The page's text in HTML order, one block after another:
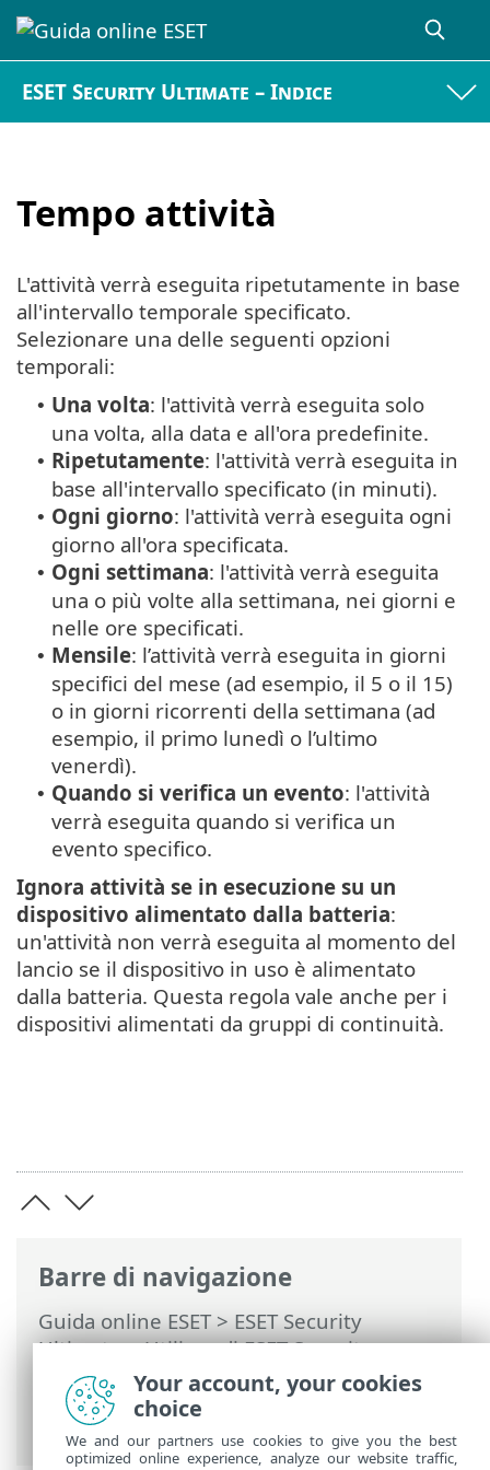
ESET Security Ultimate – Indice
Tempo attività
Barre di navigazione
Guida online ESET>ESET Security
Ultimate>Utilizzo di ESET Security
Ultimate
>Strumenti>Pianificazione
attività> Finestre di dialogo:
pianificazione attività > Tempo attività
L'attività verrà eseguita ripetutamente in base
all'intervallo temporale specificato.
Selezionare una delle seguenti opzioni
temporali:
• Una volta: l'attività verrà eseguita solo
una volta, alla data e all'ora predefinite.
• Ripetutamente: l'attività verrà eseguita in
base all'intervallo specificato (in minuti).
• Ogni giorno: l'attività verrà eseguita ogni
giorno all'ora specificata.
• Ogni settimana: l'attività verrà eseguita
una o più volte alla settimana, nei giorni e
nelle ore specificati.
• Mensile: l’attività verrà eseguita in giorni
specifici del mese (ad esempio, il 5 o il 15)
o in giorni ricorrenti della settimana (ad
esempio, il primo lunedì o l’ultimo
venerdì).
• Quando si verifica un evento: l'attività
verrà eseguita quando si verifica un
evento specifico.
Ignora attività se in esecuzione su un
dispositivo alimentato dalla batteria:
un'attività non verrà eseguita al momento del
lancio se il dispositivo in uso è alimentato
dalla batteria. Questa regola vale anche per i
dispositivi alimentati da gruppi di continuità.
Your account, your cookies
choice
We and our partners use cookies to give you the best
optimized online experience, analyze our website traffic,